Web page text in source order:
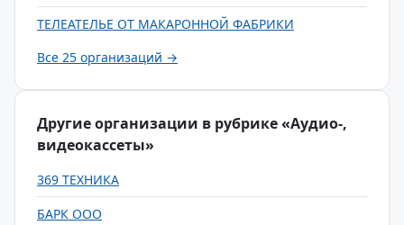
ТЕЛЕАТЕЛЬЕ ОТ МАКАРОННОЙ ФАБРИКИ
Все 25 организаций →
Другие организации в рубрике «Аудио-,
видеокассеты»
369 ТЕХНИКА
БАРК ООО